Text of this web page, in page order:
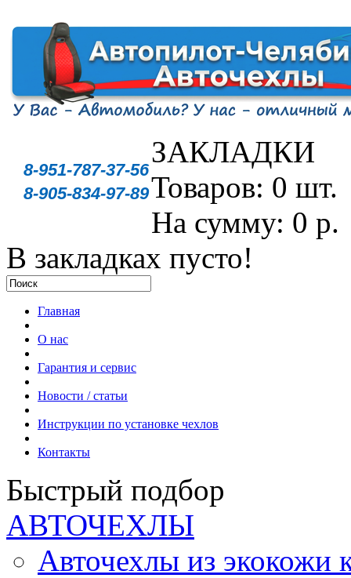
8-951-787-37-56
8-905-834-97-89
ЗАКЛАДКИ
Товаров: 0 шт.
На сумму: 0 р.
В закладках пусто!
Главная
О нас
Гарантия и сервис
Новости / статьи
Инструкции по установке чехлов
Контакты
Быстрый подбор
АВТОЧЕХЛЫ
Авточехлы из